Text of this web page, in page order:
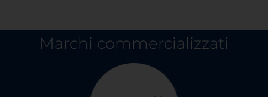
Marchi commercializzati